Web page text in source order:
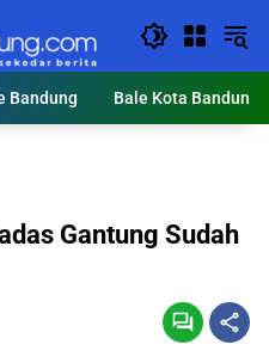
Bandung Bale Kota Bandung
Gantung Sudah